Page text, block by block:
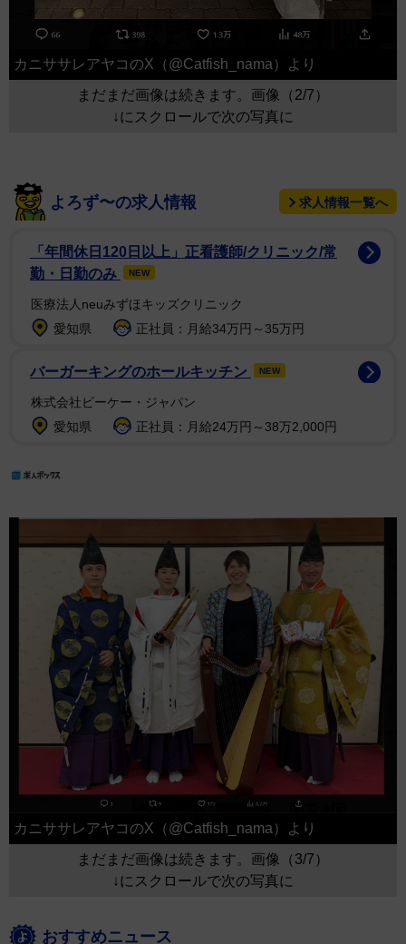
カニササレアヤコのX（@Catfish_nama）より
まだまだ画像は続きます。画像（2/7）
↓にスクロールで次の写真に
よろず〜の求人情報 求人情報一覧へ
「年間休日120日以上」正看護師/クリニック/常
勤・日勤のみ
NEW
医療法人neuみずほキッズクリニック
愛知県
正社員：月給34万円～35万円
バーガーキングのホールキッチン NEW
株式会社ビーケー・ジャパン
愛知県
正社員：月給24万円～38万2,000円
カニササレアヤコのX（@Catfish_nama）より
まだまだ画像は続きます。画像（3/7）
↓にスクロールで次の写真に
おすすめニュース